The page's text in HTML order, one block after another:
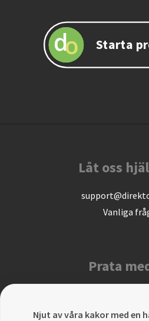
Starta
Låt oss
Vanliga
Prata
031 301
Njut av våra kakor med en